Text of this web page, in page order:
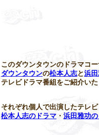
このダウンタウンのドラマコー
ダウンタウンの松本人志と浜
テレビドラマ番組をご紹介いた
それぞれ個人で出演したテレビ
松本人志のドラマ ・ 浜田雅功